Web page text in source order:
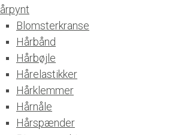
Blomsterkranse
Hårbånd
Hårbøjle
Hårelastikker
Hårklemmer
Hårnåle
Hårspænder